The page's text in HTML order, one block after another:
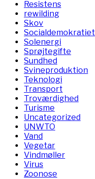
Resistens
rewilding
Skov
Socialdemokratiet
Solenergi
Sprøjtegifte
Sundhed
Svineproduktion
Teknologi
Transport
Troværdighed
Turisme
Uncategorized
UNWTO
Vand
Vegetar
Vindmøller
Virus
Zoonose